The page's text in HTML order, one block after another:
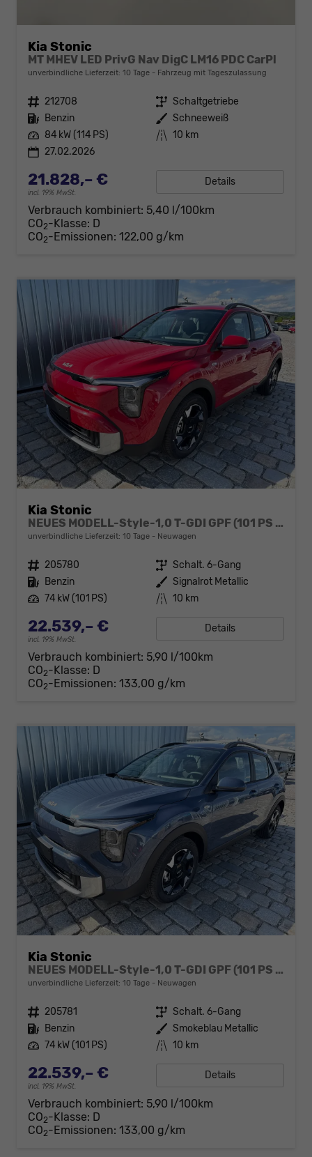
Kia Stonic
MT MHEV LED PrivG Nav DigC LM16 PDC CarPl
unverbindliche Lieferzeit: 10 Tage Fahrzeug mit Tageszulassung
Fahrzeugnr. 212708 Getriebe Schaltgetriebe
Kraftstoff Benzin Außenfarbe Schneeweiß
Leistung 84 kW (114 PS) Kilometerstand 10 km
27.02.2026
21.828,– €
incl. 19% MwSt.
Details
Verbrauch kombiniert: 5,40 l/100km
CO2-Klasse: D
CO2-Emissionen: 122,00 g/km
Kia Stonic
NEUES MODELL-Style-1,0 T-GDI GPF (101 PS )-Navi-Sitzheizung-Rückfahrkamera-DAB-Tempomat-Sitzheizung-Fernlichtassistent-2xPDC-Rückfahrkamera-sofort verfügbar
unverbindliche Lieferzeit: 10 Tage Neuwagen
Fahrzeugnr. 205780 Getriebe Schalt. 6-Gang
Kraftstoff Benzin Außenfarbe Signalrot Metallic
Leistung 74 kW (101 PS) Kilometerstand 10 km
22.539,– €
incl. 19% MwSt.
Details
Verbrauch kombiniert: 5,90 l/100km
CO2-Klasse: D
CO2-Emissionen: 133,00 g/km
Kia Stonic
NEUES MODELL-Style-1,0 T-GDI GPF (101 PS )-Navi-Sitzheizung-Rückfahrkamera-DAB-Tempomat-Sitzheizung-Fernlichtassistent-2xPDC-Rückfahrkamera-sofort verfügbar
unverbindliche Lieferzeit: 10 Tage Neuwagen
Fahrzeugnr. 205781 Getriebe Schalt. 6-Gang
Kraftstoff Benzin Außenfarbe Smokeblau Metallic
Leistung 74 kW (101 PS) Kilometerstand 10 km
22.539,– €
incl. 19% MwSt.
Details
Verbrauch kombiniert: 5,90 l/100km
CO2-Klasse: D
CO2-Emissionen: 133,00 g/km